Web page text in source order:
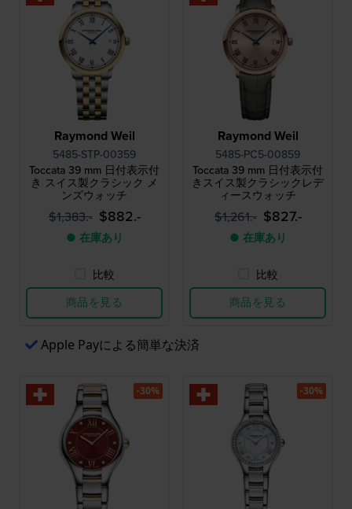
Raymond Weil
5485-STP-00359
Toccata 39 mm 日付表示付
き スイス製クラシック メ
ンズウォッチ
$1,383.- $882.-
● 在庫あり
比較
商品を見る
Raymond Weil
5485-PC5-00859
Toccata 39 mm 日付表示付
きスイス製クラシックレデ
ィースウォッチ
$1,261.- $827.-
● 在庫あり
比較
商品を見る
Apple Payによる簡単な決済
-30% -30%